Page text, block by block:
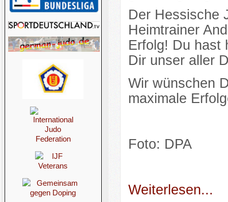
Der Hessische
Heimtrainer
Erfolg! Du hast
Dir unser aller
Wir wünschen
maximale
Foto: DPA
Weiterlesen...